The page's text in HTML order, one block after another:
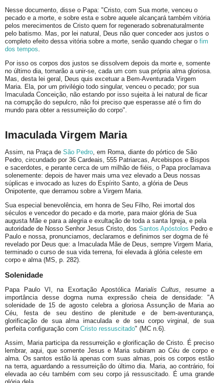
Nesse documento, disse o Papa: "Cristo, com Sua morte, venceu o
pecado e a morte, e sobre esta e sobre aquele alcançará também vitória
pelos merecimentos de Cristo quem for regenerado sobrenaturalmente
pelo batismo. Mas, por lei natural, Deus não quer conceder aos justos o
completo efeito dessa vitória sobre a morte, senão quando chegar o fim
dos tempos
Por isso os corpos dos justos se dissolvem depois da morte e, somente
no último dia, tornarão a unir-se, cada um com sua própria alma gloriosa.
Mas, desta lei geral, Deus quis excetuar a Bem-Aventurada Virgem
Maria. Ela, por um privilégio todo singular, venceu o pecado; por sua
Imaculada Conceição, não estando por isso sujeita à lei natural de ficar
na corrupção do sepulcro, não foi preciso que esperasse até o fim do
mundo para obter a ressurreição do corpo".
Imaculada Virgem Maria
Assim, na Praça de São Pedro , em Roma, diante do pórtico de São
Pedro, circundado por 36 Cardeais, 555 Patriarcas, Arcebispos e Bispos
e sacerdotes, e perante cerca de um milhão de fiéis, o Papa proclamava
solenemente: depois de haver mais uma vez elevado a Deus nossas
súplicas e invocado as luzes do Espírito Santo, a glória de Deus
Onipotente, que derramou sobre a Virgem Maria.
Sua especial benevolência, em honra de Seu Filho, Rei imortal dos
séculos e vencedor do pecado e da morte, para maior glória de Sua
augusta Mãe e para a alegria e exultação de toda a santa Igreja, e pela
autoridade de Nosso Senhor Jesus Cristo, dos Santos Apóstolos Pedro e
Paulo e nossa, pronunciamos, declaramos e definimos ser dogma de fé
revelado por Deus que: a Imaculada Mãe de Deus, sempre Virgem Maria,
terminado o curso de sua vida terrena, foi elevada à glória celeste em
corpo e alma (MS, p. 282).
Solenidade
Papa Paulo VI, na Exortação Apostólica Marialis Cultus , resume a
importância desse dogma numa expressão cheia de densidade: "A
solenidade de 15 de agosto celebra a gloriosa Assunção de Maria ao
Céu, festa de seu destino de plenitude e de bem-aventurança,
glorificação de sua alma imaculada e de seu corpo virginal, de sua
perfeita configuração com Cristo ressuscitado" (MC n.6).
Assim, Maria participa da ressurreição e glorificação de Cristo. É preciso
lembrar, aqui, que somente Jesus e Maria subiram ao Céu de corpo e
alma. Os santos estão lá apenas com suas almas, pois os corpos estão
na terra, aguardando a ressurreição do último dia. Maria, ao contrário, foi
elevada ao céu também com seu corpo já ressuscitado. É uma grande